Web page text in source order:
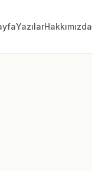
YazılarHakkımızda